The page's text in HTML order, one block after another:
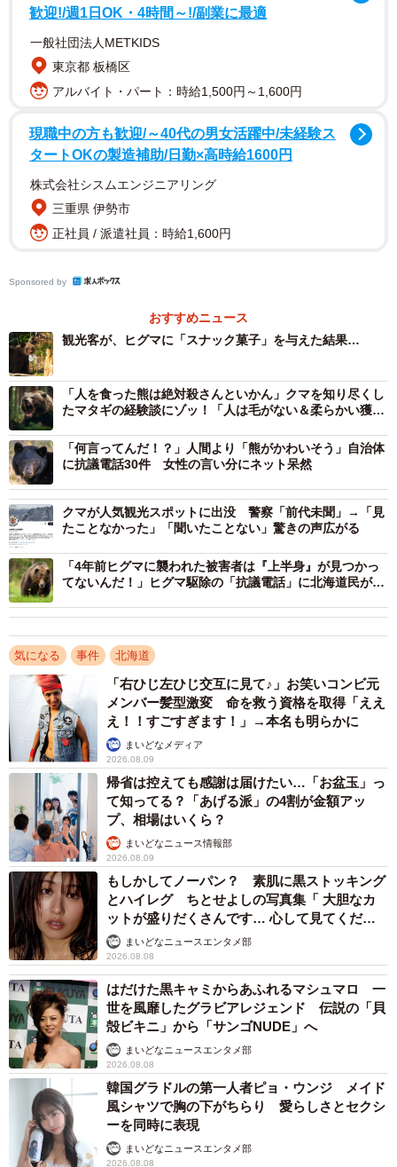
さっとさんは現役の猟師。羅臼で駆除されたヒグマの解体
場の後片付けにも加わったという。
「熊目撃のニュースってほとんど盛られててデカくなって
生き物はデカく見えるのが普通。子牛を襲った熊はニュー
スで足幅17センチとか言われてたが、実際は10センチなか
った。嘘もあるし、素人に熊の足幅の測り方は分からな
い」
「ヒグマ、よく見るサイズならせいぜい力士に爪と牙が付いて言葉や法
律が一切通じない程度のヌイグルミ」という猟師さんの投稿が話題に
そもそも「力士」に勝てない
620万以上表示され、5万以上のいいねがついたさっとさん
の投稿に対して、多くの驚きの声が寄せられた。
「まず一般人は力士には勝てないところから」
「時速50キロ位でしか走らないしね」
「時速40～60キロの力士のぶちかましは、全身を強く打っ
て亡くなるレベルじゃないでしょうか」
「あと、複数人で行動中のレンジャーに不意打ち先制攻撃
ができる隠密行動力がある程度ですね」
「そう考えると、力士が許されてるのは、爪と牙がなくて
言葉や法律が通じるからなんだな…」
歓迎!/週1日OK・4時間～!/副業に最適
一般社団法人METKIDS
東京都 板橋区
アルバイト・パート：時給1,500円～1,600円
現職中の方も歓迎/～40代の男女活躍中/未経験ス
タートOKの製造補助/日勤×高時給1600円
株式会社シスムエンジニアリング
三重県 伊勢市
正社員 / 派遣社員：時給1,600円
Sponsored by
おすすめニュース
観光客が、ヒグマに「スナック菓子」を与えた結果…
「人を食った熊は絶対殺さんといかん」クマを知り尽くし
たマタギの経験談にゾッ！「人は毛がない＆柔らかい獲
「何言ってんだ！？」人間より「熊がかわいそう」自治体
に抗議電話30件 女性の言い分にネット呆然
クマが人気観光スポットに出没 警察「前代未聞」→「見
たことなかった」「聞いたことない」驚きの声広がる
「4年前ヒグマに襲われた被害者は『上半身』が見つかっ
てないんだ！」ヒグマ駆除の「抗議電話」に北海道民が激
気になる 事件 北海道
「右ひじ左ひじ交互に見て♪」お笑いコンビ元
メンバー髪型激変 命を救う資格を取得「ええ
え！！すごすぎます！」→本名も明らかに
まいどなメディア
2026.08.09
帰省は控えても感謝は届けたい…「お盆玉」っ
て知ってる？「あげる派」の4割が金額アッ
プ、相場はいくら？
まいどなニュース情報部
2026.08.09
もしかしてノーパン？ 素肌に黒ストッキング
とハイレグ ちとせよしの写真集「 大胆なカ
ットが盛りだくさんです… 心して見てくださ
い」まいどなニュースエンタメ部
2026.08.08
はだけた黒キャミからあふれるマシュマロ 一
世を風靡したグラビアレジェンド 伝説の「貝
殻ビキニ」から「サンゴNUDE」へ
まいどなニュースエンタメ部
2026.08.08
韓国グラドルの第一人者ピョ・ウンジ メイド
風シャツで胸の下がちらり 愛らしさとセクシ
ーを同時に表現
まいどなニュースエンタメ部
2026.08.08